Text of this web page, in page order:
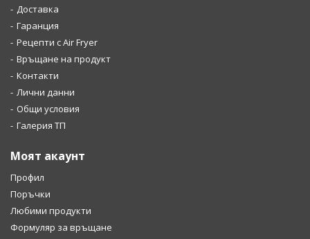
Доставка
Гаранция
Рецепти с Air Fryer
Връщане на продукт
Контакти
Лични данни
Общи условия
Галерия ТП
Моят акаунт
Профил
Поръчки
Любими продукти
Формуляр за връщане